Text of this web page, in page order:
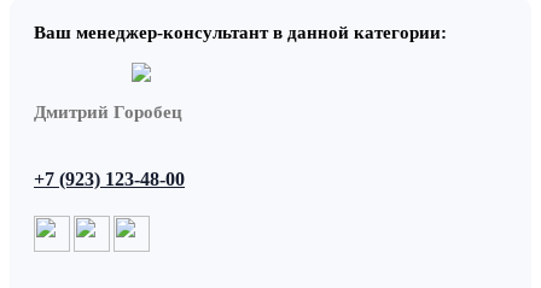
Ваш менеджер-консультант в данной категории:
Дмитрий Горобец
+7 (923) 123-48-00